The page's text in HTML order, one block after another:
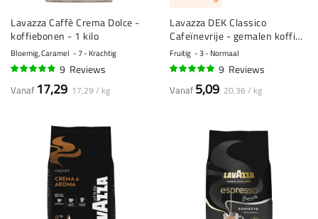
Lavazza Caffè Crema Dolce -
koffiebonen - 1 kilo
Bloemig, Caramel 7 - Krachtig
9 Reviews
Vanaf 17,29 17,29 / kg
Lavazza DEK Classico
Cafeïnevrije - gemalen koffie
- 250 gram
Fruitig 3 - Normaal
9 Reviews
Vanaf 5,09 20,36 / kg